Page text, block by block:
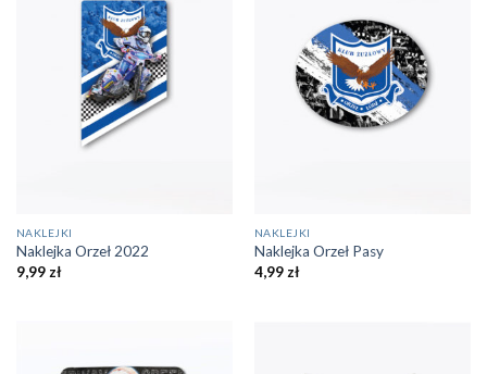
NAKLEJKI
Naklejka Orzeł 2022
9,99 zł
NAKLEJKI
Naklejka Orzeł Pasy
4,99 zł